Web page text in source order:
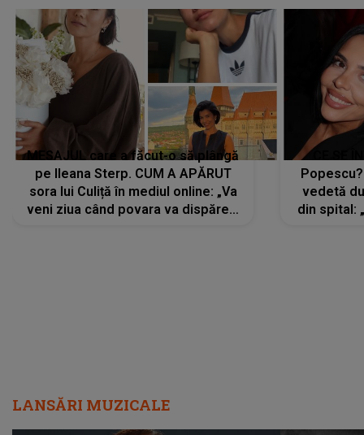
MESAJUL care a făcut-o să plângă
pe Ileana Sterp. CUM A APĂRUT
sora lui Culiță în mediul online: „Va
veni ziua când povara va dispărea,
vedetă
din spital:
LANSĂRI MUZICALE